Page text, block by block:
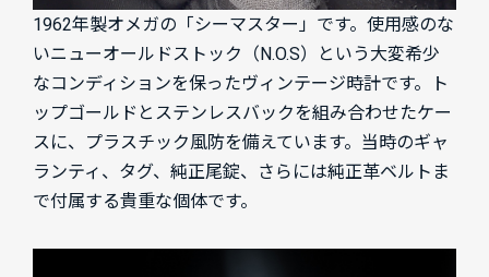
1962年製オメガの「シーマスター」です。使用感のな
いニューオールドストック（N.O.S）という大変希少
なコンディションを保ったヴィンテージ時計です。ト
ップゴールドとステンレスバックを組み合わせたケー
スに、プラスチック風防を備えています。当時のギャ
ランティ、タグ、純正尾錠、さらには純正革ベルトま
で付属する貴重な個体です。